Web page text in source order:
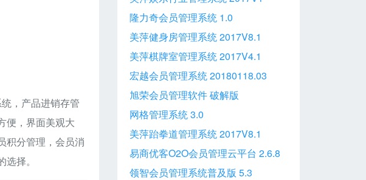
，产品进销存管
便，界面美观大
积分管理，会员消
选择。
隆力奇会员管理系统 1.0
美萍健身房管理系统 2017V8.1
美萍棋牌室管理系统 2017V4.1
宏越会员管理系统 20180118.03
旭荣会员管理软件 破解版
网格管理系统 3.0
美萍跆拳道管理系统 2017V8.1
易商优客O2O会员管理云平台 2.6.8
领智会员管理系统普及版 5.3